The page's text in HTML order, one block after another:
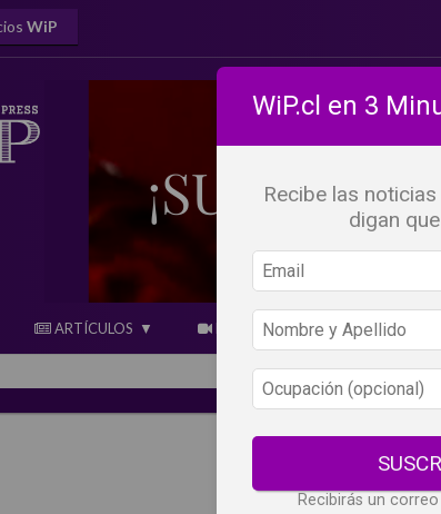
WiP
ARTÍCULOS BEBER X LOS OJOS
WiP.cl en 3
Recibe las noticias
digan
Recibirás un